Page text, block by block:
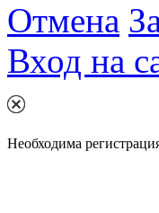
Отмена
Вход на
Необходима